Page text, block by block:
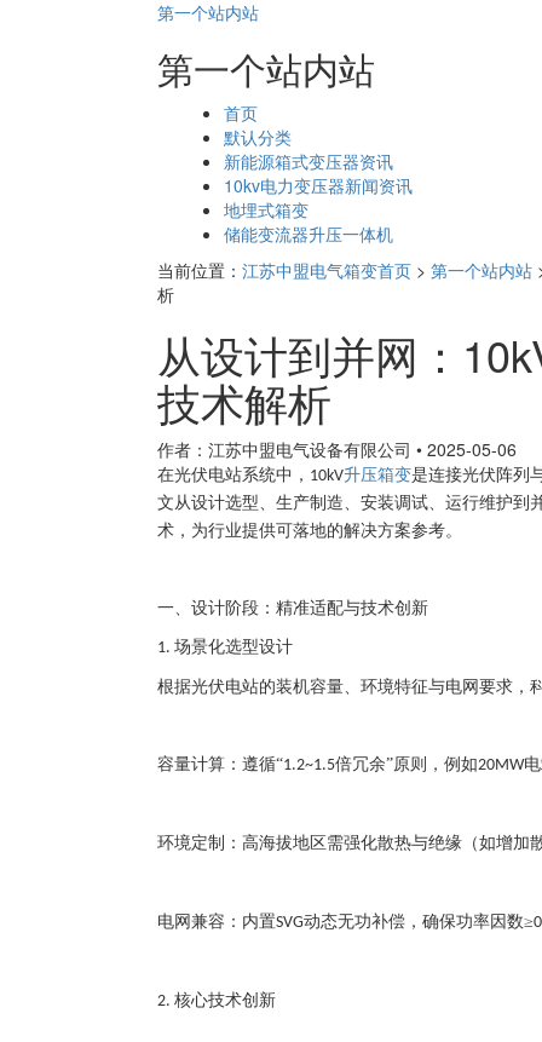
第一个站内站
第一个站内站
首页
默认分类
新能源箱式变压器资讯
10kv电力变压器新闻资讯
地埋式箱变
储能变流器升压一体机
当前位置： 江苏中盟电气箱变首页 > 第一个站内站
析
从设计到并网：
技术解析
作者：江苏中盟电气设备有限公司 • 2025-05-06
在光伏电站系统中， 10kV升压箱变是连接光伏阵列
文从设计选型、生产制造、安装调试、运行维护到
术，为行业提供可落地的解决方案参考。
一、设计阶段：精准适配与技术创新
1. 场景化选型设计
根据光伏电站的装机容量、环境特征与电网要求，
容量计算：遵循“1.2~1.5倍冗余”原则，例如20MW
环境定制：高海拔地区需强化散热与绝缘（如增加
电网兼容：内置SVG动态无功补偿，确保功率因数≥
2. 核心技术创新